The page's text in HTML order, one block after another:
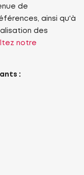
de
ainsi qu'à
des
notre
: